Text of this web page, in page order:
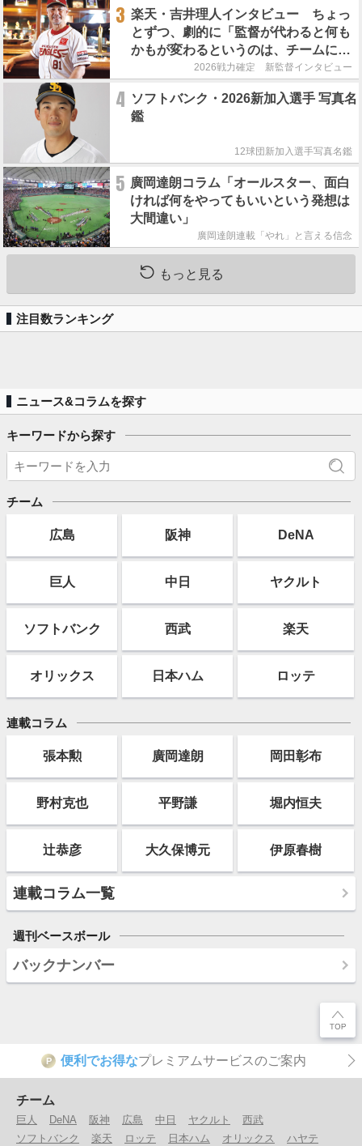
3 楽天・吉井理人インタビュー ちょっ
とずつ、劇的に「監督が代わると何も
かもが変わるというのは、チームにと
って良くないことなんです」
2026戦力確定 新監督インタビュー
4 ソフトバンク・2026新加入選手 写真名
鑑
12球団新加入選手写真名鑑
5 廣岡達朗コラム「オールスター、面白
ければ何をやってもいいという発想は
大間違い」
廣岡達朗連載「やれ」と言える信念
もっと見る
注目数ランキング
ニュース&コラムを探す
キーワードから探す
チーム
広島 阪神 DeNA
巨人 中日 ヤクルト
ソフトバンク 西武 楽天
オリックス 日本ハム ロッテ
連載コラム
張本勲 廣岡達朗 岡田彰布
野村克也 平野謙 堀内恒夫
辻恭彦 大久保博元 伊原春樹
連載コラム一覧
週刊ベースボール
バックナンバー
P 便利でお得なプレミアムサービスのご案内
チーム
巨人 DeNA 阪神 広島 中日 ヤクルト
西武
ソフトバンク
楽天 ロッテ 日本ハム オリックス ハヤテ